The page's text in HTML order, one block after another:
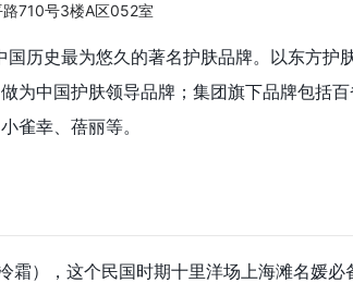
710号3楼A区052室
国历史最为悠久的著名护肤品牌。以东方护
为中国护肤领导品牌；集团旗下品牌包括
雀幸、蓓丽等。
霜），这个民国时期十里洋场上海滩名媛必